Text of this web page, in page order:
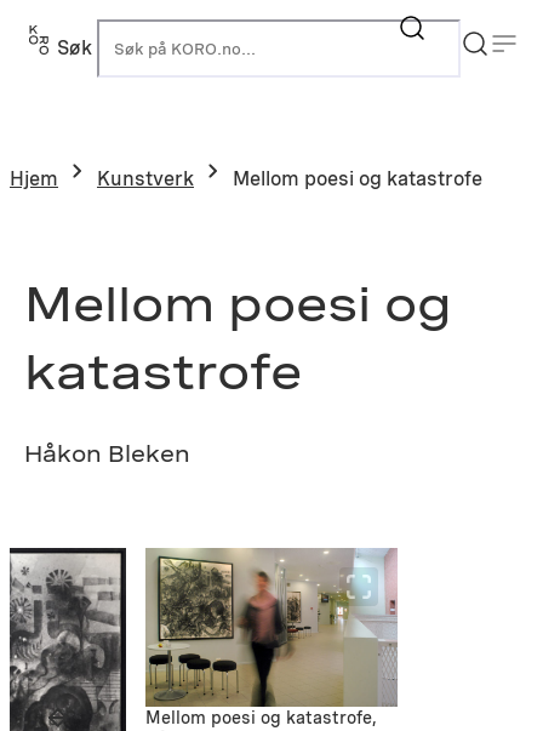
Hopp
Søk
Hjem Kunstverk Mellom poesi og katastrofe
Mellom poesi og
katastrofe
Håkon Bleken
Mellom poesi og katastrofe,